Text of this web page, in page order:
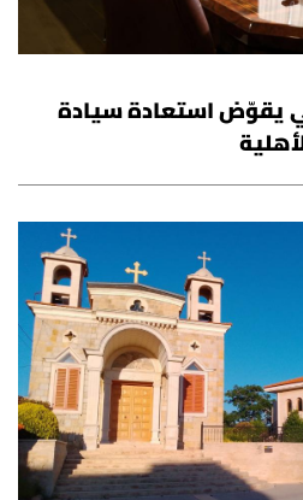
يقوّض استعادة سيادة